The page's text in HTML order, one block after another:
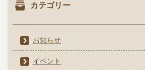
カテゴリー
お知らせ
イベント